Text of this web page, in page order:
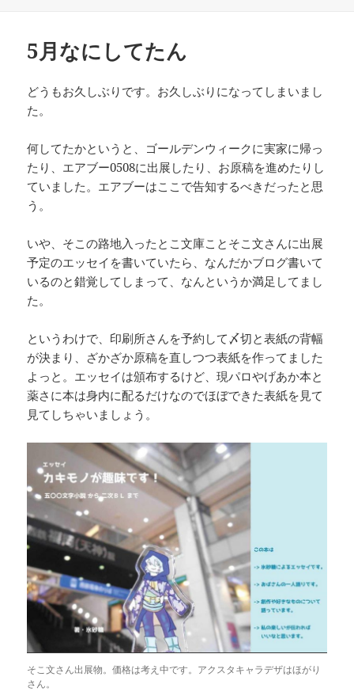
5月なにしてたん
どうもお久しぶりです。お久しぶりになってしまいまし
た。
何してたかというと、ゴールデンウィークに実家に帰っ
たり、エアブー0508に出展したり、お原稿を進めたりし
ていました。エアブーはここで告知するべきだったと思
う。
いや、そこの路地入ったとこ文庫ことそこ文さんに出展
予定のエッセイを書いていたら、なんだかブログ書いて
いるのと錯覚してしまって、なんというか満足してまし
た。
というわけで、印刷所さんを予約して〆切と表紙の背幅
が決まり、ざかざか原稿を直しつつ表紙を作ってました
よっと。エッセイは頒布するけど、現パロやげあか本と
薬さに本は身内に配るだけなのでほぼできた表紙を見て
見てしちゃいましょう。
そこ文さん出展物。価格は考え中です。アクスタキャラデザはほがり
さん。